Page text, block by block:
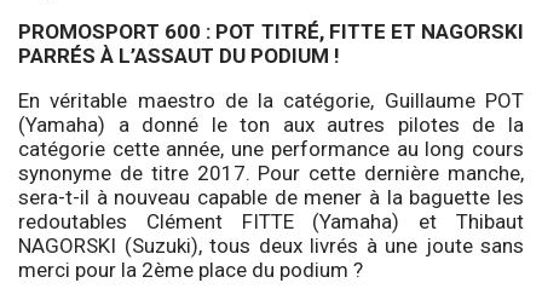
PROMOSPORT 600 : POT TITRÉ, FITTE ET NAGORSKI
PARRÉS À L’ASSAUT DU PODIUM !
En véritable maestro de la catégorie, Guillaume POT
(Yamaha) a donné le ton aux autres pilotes de la
catégorie cette année, une performance au long cours
synonyme de titre 2017. Pour cette dernière manche,
sera-t-il à nouveau capable de mener à la baguette les
redoutables Clément FITTE (Yamaha) et Thibaut
NAGORSKI (Suzuki), tous deux livrés à une joute sans
merci pour la 2ème place du podium ?